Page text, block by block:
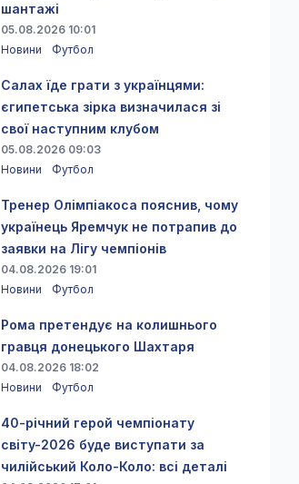
шантажі
05.08.2026 10:01
Новини
Футбол
Салах їде грати з українцями:
єгипетська зірка визначилася зі
свої наступним клубом
05.08.2026 09:03
Новини
Футбол
Тренер Олімпіакоса пояснив, чому
українець Яремчук не потрапив до
заявки на Лігу чемпіонів
04.08.2026 19:01
Новини
Футбол
Рома претендує на колишнього
гравця донецького Шахтаря
04.08.2026 18:02
Новини
Футбол
40-річний герой чемпіонату
світу-2026 буде виступати за
чилійський Коло-Коло: всі деталі